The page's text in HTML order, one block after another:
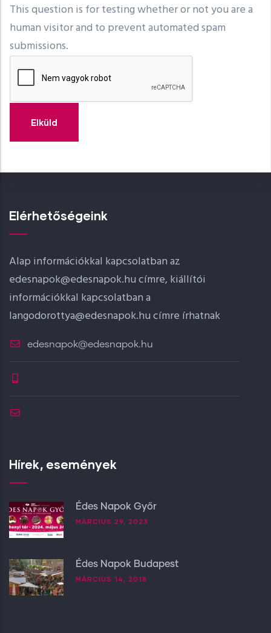
This question is for testing whether or not you are a
human visitor and to prevent automated spam
submissions.
Elérhetőségeink
Alap információkkal kapcsolatban az
edesnapok@edesnapok.hu címre, kiállítói
információkkal kapcsolatban a
langodorottya@edesnapok.hu címre írhatnak
edesnapok@edesnapok.hu
Hírek, események
Édes Napok Győr
MÁRCIUS 29, 2023
Édes Napok Budapest
MÁRCIUS 14, 2018